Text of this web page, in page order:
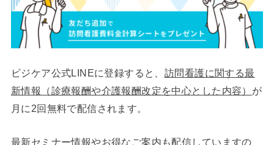
ビジケア公式LINEに登録すると、 訪問看護に関する最
新情報（診療報酬や介護報酬改定を中心とした内容） が
月に2回無料で配信されます。
最新セミナー情報やお得なご案内も配信していますの